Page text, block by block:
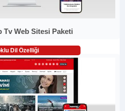
Tv Web Sitesi Paketi
Dil Özelliği